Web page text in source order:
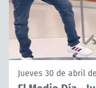
Jueves 30 de abril